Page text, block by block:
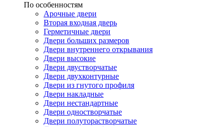
По особенностям
Арочные двери
Вторая входная дверь
Герметичные двери
Двери больших размеров
Двери внутреннего открывания
Двери высокие
Двери двустворчатые
Двери двухконтурные
Двери из гнутого профиля
Двери накладные
Двери нестандартные
Двери одностворчатые
Двери полуторастворчатые